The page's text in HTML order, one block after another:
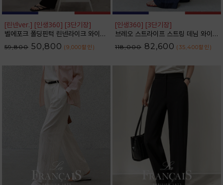
[린넨ver.] [인생360] [3단기장]
벨에포크 폴딩핀턱 린넨라이크 와이드 슬랙스_F6H470SL
59,800 50,800 (9,000할인 )
[인생360] [3단기장]
브레오 스트라이프 스트링 데님 와이드 팬츠_F6H475DP
118,000 82,600 (35,400할인 )